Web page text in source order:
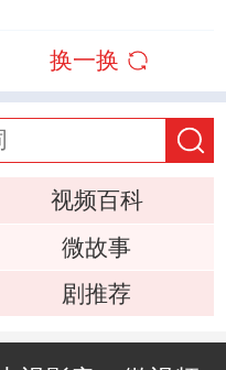
换一换
视频百科
微故事
剧推荐